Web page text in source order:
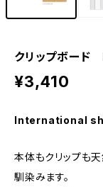
クリップボード
¥3,410
International
本体もクリップも天
馴染みます。